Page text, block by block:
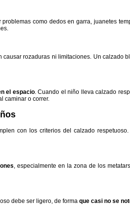
como dedos en garra, juanetes
rozaduras ni limitaciones. Un calzado
el espacio. Cuando el niño lleva calzado
caminar o correr.
con los criterios del calzado
, especialmente en la zona de los
debe ser ligero, de forma que casi no se